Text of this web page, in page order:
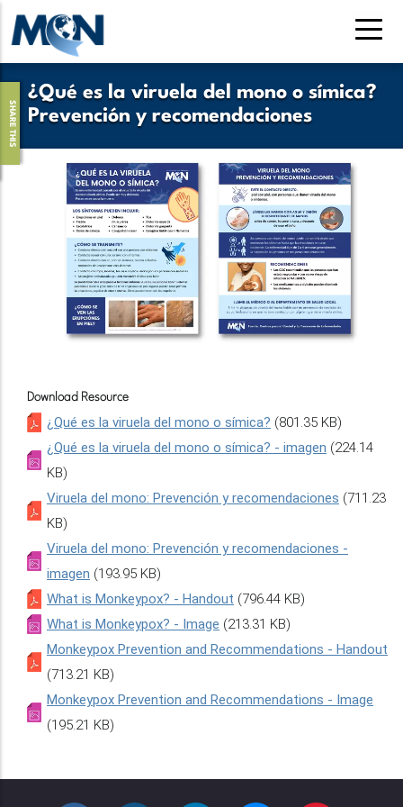
Pasar
contenido
principal¿Qué es la viruela del mono o símica?
Prevención y recomendaciones
SHARE THIS
Download Resource
¿Qué es la viruela del mono o símica? (801.35 KB)
¿Qué es la viruela del mono o símica? - imagen (224.14
KB)
Viruela del mono: Prevención y recomendaciones (711.23
KB)
Viruela del mono: Prevención y recomendaciones -
imagen (193.95 KB)
What is Monkeypox? - Handout (796.44 KB)
What is Monkeypox? - Image (213.31 KB)
Monkeypox Prevention and Recommendations - Handout
(713.21 KB)
Monkeypox Prevention and Recommendations - Image
(195.21 KB)